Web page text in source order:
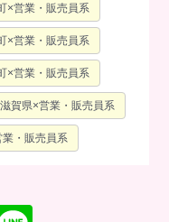
×営業・販売員系
×営業・販売員系
×営業・販売員系
滋賀県×営業・販売員系
・販売員系